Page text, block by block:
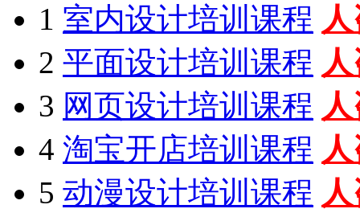
1 室内设计培训课程
2 平面设计培训课程
3 网页设计培训课程
4 淘宝开店培训课程
5 动漫设计培训课程